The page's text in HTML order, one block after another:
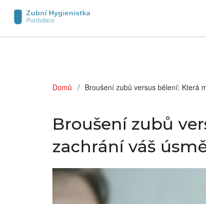
Domů Broušení zubů versus bělení: Která
Broušení zubů
zachrání váš